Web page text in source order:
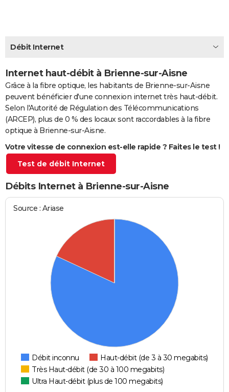
CARTE DE VOEUX
Carte de Noël
Carte Bonne année
Carte Saint-Valentin
Carte Pâques
Carte d'anniversaire
DICTIONNAIRE
PROGRAMME TV
COPAINS D'AVANT
S'inscrire
Se connecter
Lycées
Collèges
Primaires
Universités
Entreprises
Service militaire
Avis de recherche
Bricolage
Lifestyle
Culture
Sport
Auto
Television
Voyage
Cinema
Débit Internet
Internet haut-débit à Brienne-sur-Aisne
Grâce à la fibre optique, les habitants de Brienne-sur-Aisne
peuvent bénéficier d'une connexion internet très haut-débit.
Selon l'Autorité de Régulation des Télécommunications
(ARCEP), plus de 0 % des locaux sont raccordables à la fibre
optique à Brienne-sur-Aisne.
Votre vitesse de connexion est-elle rapide ? Faites le test !
Test de débit Internet
Débits Internet à Brienne-sur-Aisne
Source : Ariase
Débit inconnu
Haut-débit (de 3 à 30 megabits)
Très Haut-débit (de 30 à 100 megabits)
Ultra Haut-débit (plus de 100 megabits)